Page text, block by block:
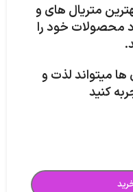
متریال های و
محصولات خود را
میتواند لذت و
کنید